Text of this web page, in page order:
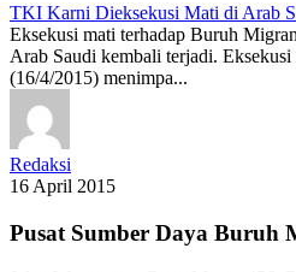
TKI Karni Dieksekusi Mati di Arab
Eksekusi mati terhadap Buruh
Arab Saudi kembali terjadi.
(16/4/2015) menimpa...
Redaksi
16 April 2015
Pusat Sumber Daya Buruh